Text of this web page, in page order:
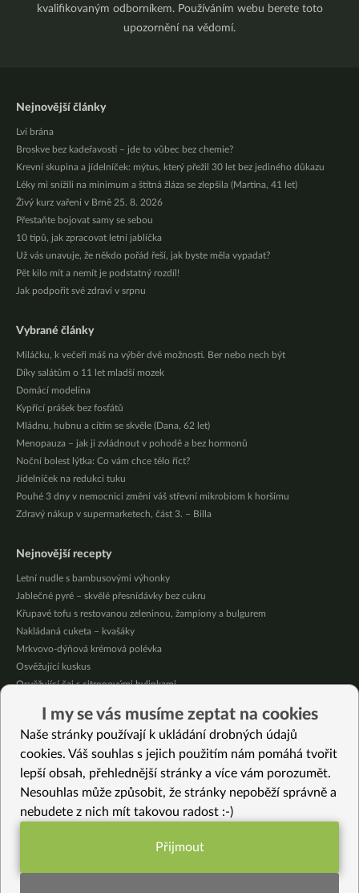
kvalifikovaným odborníkem. Používáním webu berete toto
upozornění na vědomí.
Nejnovější články
Lví brána
Broskve bez kadeřavosti – jde to vůbec bez chemie?
Krevní skupina a jídelníček: mýtus, který přežil 30 let bez jediného důkazu
Léky mi snížili na minimum a štítná žláza se zlepšila (Martina, 41 let)
Živý kurz vaření v Brně 25. 8. 2026
Přestaňte bojovat samy se sebou
10 tipů, jak zpracovat letní jablíčka
Už vás unavuje, že někdo pořád řeší, jak byste měla vypadat?
Pět kilo mít a nemít je podstatný rozdíl!
Jak podpořit své zdraví v srpnu
Vybrané články
Miláčku, k večeři máš na výběr dvě možnosti. Ber nebo nech být
Díky salátům o 11 let mladší mozek
Domácí modelína
Kypřící prášek bez fosfátů
Mládnu, hubnu a cítím se skvěle (Dana, 62 let)
Menopauza – jak ji zvládnout v pohodě a bez hormonů
Noční bolest lýtka: Co vám chce tělo říct?
Jídelníček na redukci tuku
Pouhé 3 dny v nemocnici změní váš střevní mikrobiom k horšímu
Zdravý nákup v supermarketech, část 3. – Billa
Nejnovější recepty
Letní nudle s bambusovými výhonky
Jablečné pyré – skvělé přesnídávky bez cukru
Křupavé tofu s restovanou zeleninou, žampiony a bulgurem
Nakládaná cuketa – kvašáky
Mrkvovo-dýňová krémová polévka
Osvěžující kuskus
Osvěžující čaj s citronovými bylinkami
Čokoládové muffiny s mangovým krémem
Meruňky a jablka v citrónovém želé
Vybrané recepty
Plněné tortilly pomazánkou z červené čočky
Jak udělat domácí kvašenou zeleninu se solí (pickles ze zelí a mrkve)
I my se vás musíme zeptat na cookies
Naše stránky používají k ukládání drobných údajů
cookies. Váš souhlas s jejich použitím nám pomáhá tvořit
lepší obsah, přehlednější stránky a více vám porozumět.
Nesouhlas může způsobit, že stránky nepoběží správně a
nebudete z nich mít takovou radost :-)
Funkční nastavení potřebujeme (vždy
Přijmout